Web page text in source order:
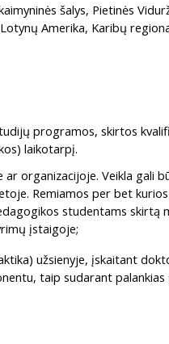
šalys, Pietinės
Amerika, Karibų
programos, skirtos
laikotarpį.
organizacijoje. Veikla gali
Remiamos per bet
studentams skirtą
įstaigoje;
užsienyje, įskaitant
taip sudarant